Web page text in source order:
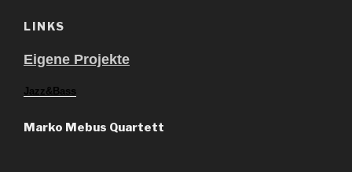
LINKS
Eigene Projekte
Jazz&Bass
Marko Mebus Quartett